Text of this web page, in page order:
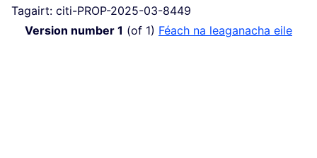
Tagairt: citi-PROP-2025-03-8449
Version number 1 (of 1) Féach na leaganacha eile